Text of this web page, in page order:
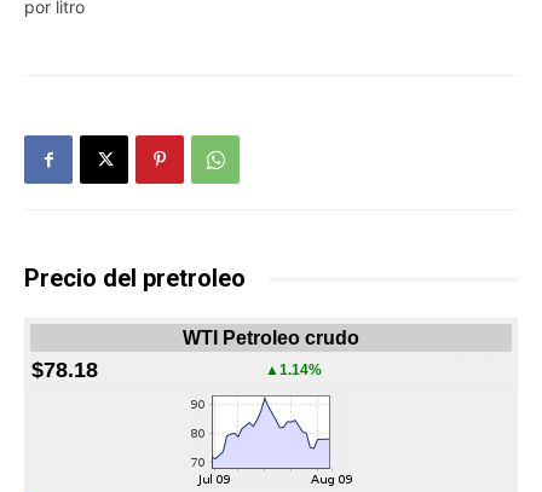
por litro
Precio del pretroleo
WTI Petroleo crudo
$78.18 ▲1.14%